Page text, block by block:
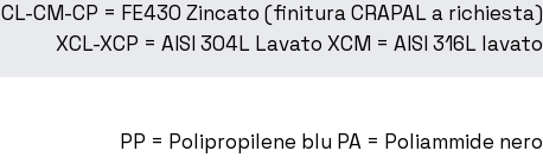
CL-CM-CP = FE430 Zincato (finitura CRAPAL a richiesta)
XCL-XCP = AISI 304L Lavato XCM = AISI 316L lavato
PP = Polipropilene blu PA = Poliammide nero